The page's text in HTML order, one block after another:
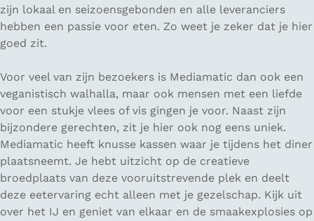
zijn lokaal en seizoensgebonden en alle leveranciers
hebben een passie voor eten. Zo weet je zeker dat je hier
goed zit.
Voor veel van zijn bezoekers is Mediamatic dan ook een
veganistisch walhalla, maar ook mensen met een liefde
voor een stukje vlees of vis gingen je voor. Naast zijn
bijzondere gerechten, zit je hier ook nog eens uniek.
Mediamatic heeft knusse kassen waar je tijdens het diner
plaatsneemt. Je hebt uitzicht op de creatieve
broedplaats van deze vooruitstrevende plek en deelt
deze eetervaring echt alleen met je gezelschap. Kijk uit
over het IJ en geniet van elkaar en de smaakexplosies op